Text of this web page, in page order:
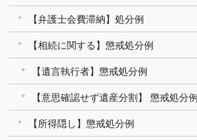
【弁護士会費滞納】処分例
【相続に関する】懲戒処分例
【遺言執行者】懲戒処分例
【意思確認せず遺産分割】 懲戒処分例
【所得隠し】懲戒処分例